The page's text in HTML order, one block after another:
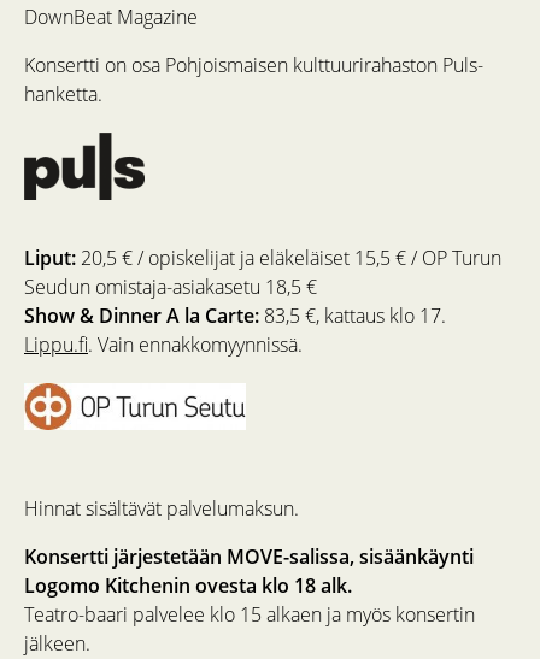
DownBeat Magazine
Konsertti on osa Pohjoismaisen kulttuurirahaston Puls-
hanketta.
Liput: 20,5 € / opiskelijat ja eläkeläiset 15,5 € / OP Turun
Seudun omistaja-asiakasetu 18,5 €
Show & Dinner A la Carte: 83,5 €, kattaus klo 17.
Lippu.fi. Vain ennakkomyynnissä.
Hinnat sisältävät palvelumaksun.
Konsertti järjestetään MOVE-salissa, sisäänkäynti
Logomo Kitchenin ovesta klo 18 alk.
Teatro-baari palvelee klo 15 alkaen ja myös konsertin
jälkeen.